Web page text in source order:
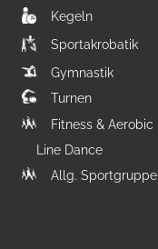
Kegeln
Sportakrobatik
Gymnastik
Turnen
Fitness & Aerobic
Line Dance
Allg. Sportgruppe